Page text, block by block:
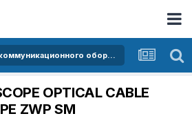
Покупка и продажа телекоммуникационного оборудования
OPTICAL CABLE
ZWP SM